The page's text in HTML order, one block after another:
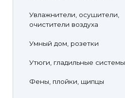
Увлажнители, осушители,
очистители воздуха
Умный дом, розетки
Утюги, гладильные системы
Фены, плойки, щипцы